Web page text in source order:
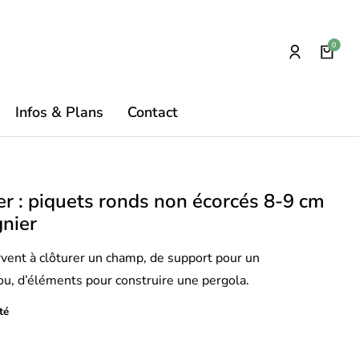
Infos & Plans Contact
: piquets ronds non écorcés 8-9 cm
à clôturer un champ, de support pour un
d’éléments pour construire une pergola.